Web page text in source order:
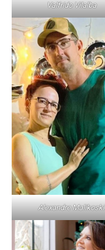
Valfrido Vilalba
Alexandre Malikoski